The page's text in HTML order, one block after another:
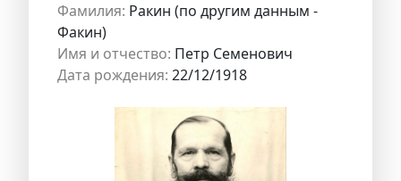
Фамилия: Ракин (по другим данным -
Факин)
Имя и отчество: Петр Семенович
Дата рождения: 22/12/1918